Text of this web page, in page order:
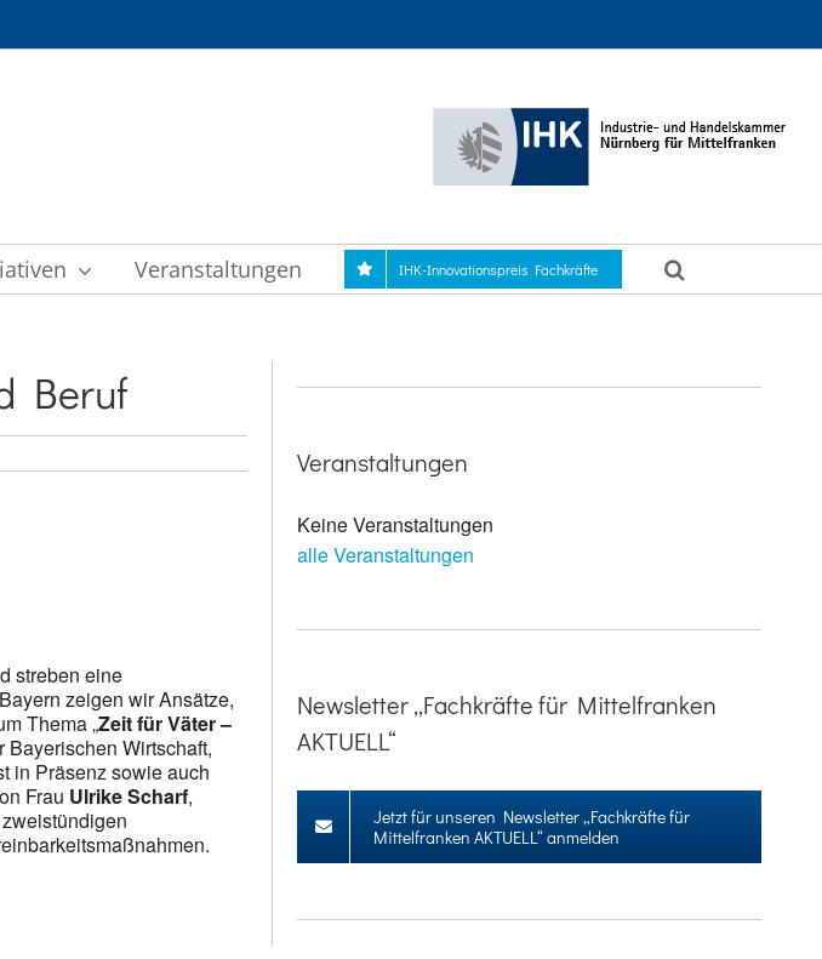
Veranstaltungen IHK-Innovationspreis Fachkräfte
Beruf
streben eine
zeigen wir Ansätze,
Thema „Zeit für Väter –
Bayerischen Wirtschaft,
in Präsenz sowie auch
Frau Ulrike Scharf,
Veranstaltungen
Keine Veranstaltungen
alle Veranstaltungen
Newsletter „Fachkräfte für Mittelfranken
AKTUELL“
Jetzt für unseren Newsletter „Fachkräfte für
Mittelfranken AKTUELL“ anmelden